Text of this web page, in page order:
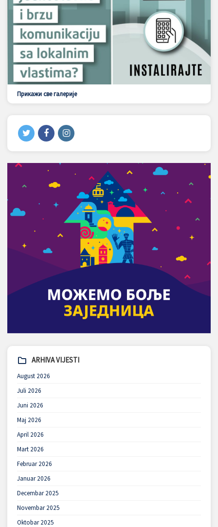
Прикажи све галерије
ARHIVA VIJESTI
August 2026
Juli 2026
Juni 2026
Maj 2026
April 2026
Mart 2026
Februar 2026
Januar 2026
Decembar 2025
Novembar 2025
Oktobar 2025